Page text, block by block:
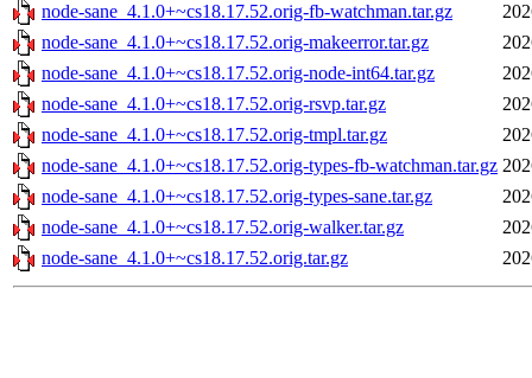
node-sane_4.1.0+~cs18.17.52.orig-fb-watchman.tar.gz
node-sane_4.1.0+~cs18.17.52.orig-makeerror.tar.gz
node-sane_4.1.0+~cs18.17.52.orig-node-int64.tar.gz
node-sane_4.1.0+~cs18.17.52.orig-rsvp.tar.gz
node-sane_4.1.0+~cs18.17.52.orig-tmpl.tar.gz
node-sane_4.1.0+~cs18.17.52.orig-types-fb-watchman.tar.gz
node-sane_4.1.0+~cs18.17.52.orig-types-sane.tar.gz
node-sane_4.1.0+~cs18.17.52.orig-walker.tar.gz
node-sane_4.1.0+~cs18.17.52.orig.tar.gz